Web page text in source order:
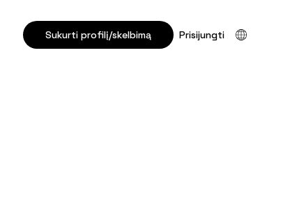
Sukurti profilį/skelbimą Prisijungti